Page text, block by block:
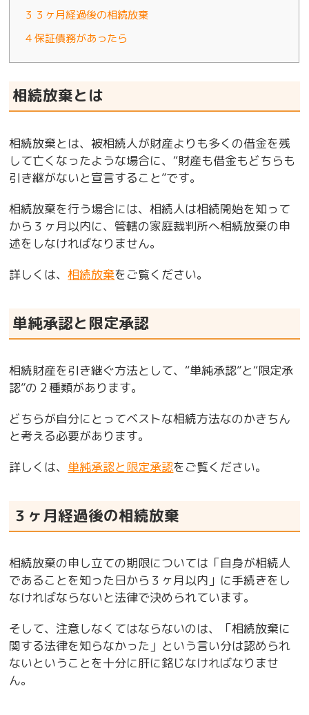
3 ３ヶ月経過後の相続放棄
4保証債務があったら
相続放棄とは
相続放棄とは、被相続人が財産よりも多くの借金を残
して亡くなったような場合に、“財産も借金もどちらも
引き継がないと宣言すること”です。
相続放棄を行う場合には、相続人は相続開始を知って
から３ヶ月以内に、管轄の家庭裁判所へ相続放棄の申
述をしなければなりません。
詳しくは、相続放棄をご覧ください。
単純承認と限定承認
相続財産を引き継ぐ方法として、“単純承認”と“限定承
認”の２種類があります。
どちらが自分にとってベストな相続方法なのかきちん
と考える必要があります。
詳しくは、 単純承認と限定承認をご覧ください。
３ヶ月経過後の相続放棄
相続放棄の申し立ての期限については「自身が相続人
であることを知った日から３ヶ月以内」に手続きをし
なければならないと法律で決められています。
そして、注意しなくてはならないのは、「相続放棄に
関する法律を知らなかった」という言い分は認められ
ないということを十分に肝に銘じなければなりませ
ん。